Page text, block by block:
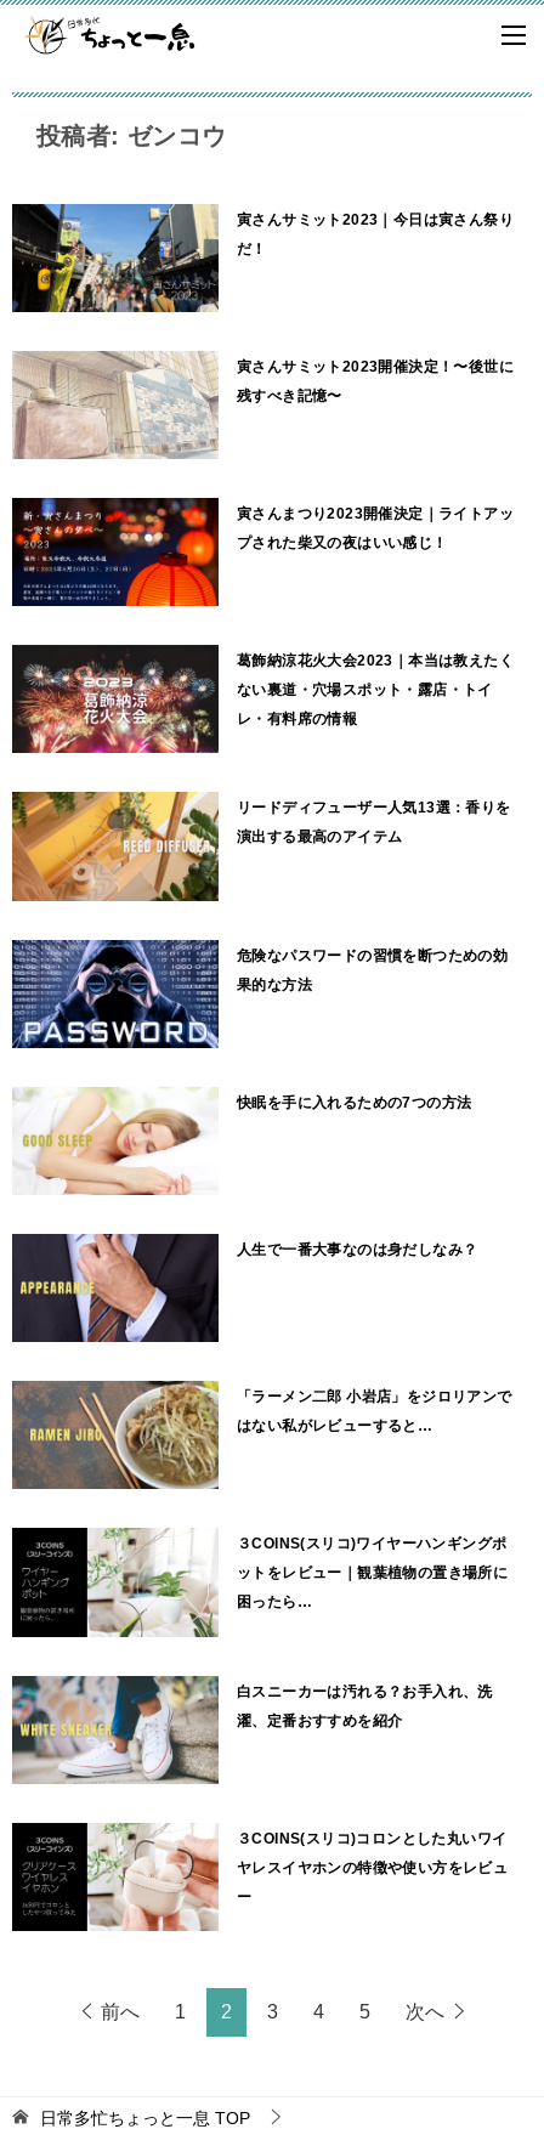
投稿者: ゼンコウ
寅さんサミット2023｜今日は寅さん祭り
だ！
寅さんサミット2023開催決定！〜後世に
残すべき記憶〜
寅さんまつり2023開催決定｜ライトアッ
プされた柴又の夜はいい感じ！
葛飾納涼花火大会2023｜本当は教えたく
ない裏道・穴場スポット・露店・トイ
レ・有料席の情報
リードディフューザー人気13選：香りを
演出する最高のアイテム
危険なパスワードの習慣を断つための効
果的な方法
快眠を手に入れるための7つの方法
人生で一番大事なのは身だしなみ？
「ラーメン二郎 小岩店」をジロリアンで
はない私がレビューすると…
３COINS(スリコ)ワイヤーハンギングポ
ットをレビュー｜観葉植物の置き場所に
困ったら…
白スニーカーは汚れる？お手入れ、洗
濯、定番おすすめを紹介
３COINS(スリコ)コロンとした丸いワイ
ヤレスイヤホンの特徴や使い方をレビュ
ー
前へ 1 2 3 4 5 次へ
日常多忙ちょっと一息 TOP